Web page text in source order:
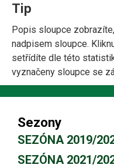
Tip
Popis sloupce
nadpisem sloupce.
setřídíte dle této
vyznačeny sloupce se
Sezony
SEZÓNA 2019/
SEZÓNA 2021/